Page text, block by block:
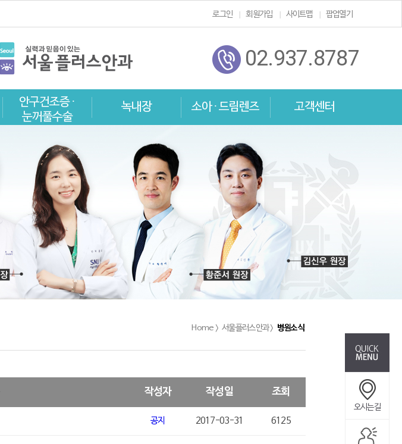
오시는길
로그인 회원가입 사이트맵 팝업열기
02.937.8787
안구건조증 ·
눈꺼풀수술
녹내장 소아 · 드림렌즈 고객센터
Home > 서울플러스안과 > 병원소식
작성자 작성일 조회
공지 2017-03-31 6125